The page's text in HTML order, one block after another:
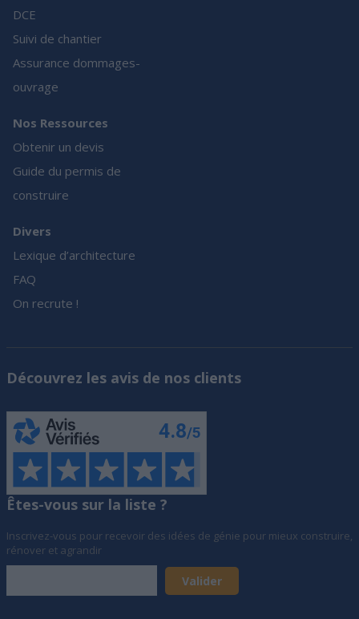
DCE
Suivi de chantier
Assurance dommages-
ouvrage
Nos Ressources
Obtenir un devis
Guide du permis de
construire
Divers
Lexique d’architecture
FAQ
On recrute !
Découvrez les avis de nos clients
Êtes-vous sur la liste ?
Inscrivez-vous pour recevoir des idées de génie pour mieux construire,
rénover et agrandir